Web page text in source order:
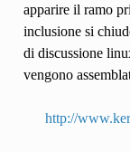
apparire il ramo
inclusione si
di discussione
vengono
http://